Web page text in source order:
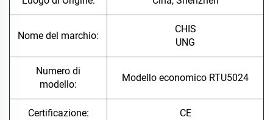
Nome del marchio:
CHIS
UNG
Numero di
modello:
Modello economico RTU5024
Certificazione: CE